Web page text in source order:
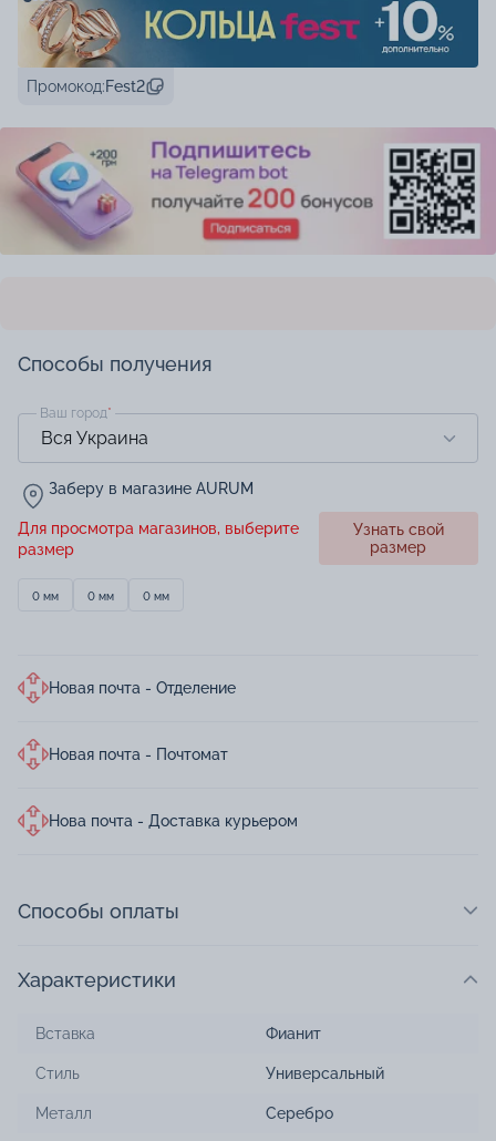
Промокод:Fest2
Способы получения
Ваш город*
Заберу в магазине AURUM
Для просмотра магазинов, выберите
размер
Узнать свой
размер
0 мм 0 мм 0 мм
Новая почта - Отделение
Новая почта - Почтомат
Нова почта - Доставка курьером
Способы оплаты
Характеристики
Вставка Фианит
Стиль Универсальный
Металл Серебро